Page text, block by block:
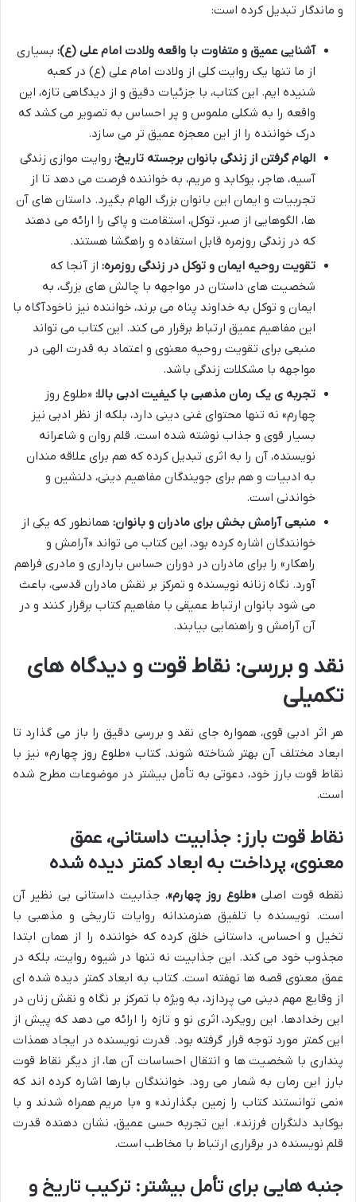
و ماندگار تبدیل کرده است:
آشنایی عمیق و متفاوت با واقعه ولادت امام علی (ع): بسیاری
از ما تنها یک روایت کلی از ولادت امام علی (ع) در کعبه
شنیده ایم. این کتاب، با جزئیات دقیق و از دیدگاهی تازه، این
واقعه را به شکلی ملموس و پر احساس به تصویر می کشد که
درک خواننده را از این معجزه عمیق تر می سازد.
الهام گرفتن از زندگی بانوان برجسته تاریخ: روایت موازی زندگی
آسیه، هاجر، یوکابد و مریم، به خواننده فرصت می دهد تا از
تجربیات و ایمان این بانوان بزرگ الهام بگیرد. داستان های آن
ها، الگوهایی از صبر، توکل، استقامت و پاکی را ارائه می دهند
که در زندگی روزمره قابل استفاده و راهگشا هستند.
تقویت روحیه ایمان و توکل در زندگی روزمره: از آنجا که
شخصیت های داستان در مواجهه با چالش های بزرگ، به
ایمان و توکل به خداوند پناه می برند، خواننده نیز ناخودآگاه با
این مفاهیم عمیق ارتباط برقرار می کند. این کتاب می تواند
منبعی برای تقویت روحیه معنوی و اعتماد به قدرت الهی در
مواجهه با مشکلات زندگی باشد.
تجربه ی یک رمان مذهبی با کیفیت ادبی بالا: «طلوع روز
چهارم» نه تنها محتوای غنی دینی دارد، بلکه از نظر ادبی نیز
بسیار قوی و جذاب نوشته شده است. قلم روان و شاعرانه
نویسنده، آن را به اثری تبدیل کرده که هم برای علاقه مندان
به ادبیات و هم برای جویندگان مفاهیم دینی، دلنشین و
خواندنی است.
منبعی آرامش بخش برای مادران و بانوان: همانطور که یکی از
خوانندگان اشاره کرده بود، این کتاب می تواند «آرامش و
راهکار» را برای مادران در دوران حساس بارداری و مادری فراهم
آورد. نگاه زنانه نویسنده و تمرکز بر نقش مادران قدسی، باعث
می شود بانوان ارتباط عمیقی با مفاهیم کتاب برقرار کنند و در
آن آرامش و راهنمایی بیابند.
نقد و بررسی: نقاط قوت و دیدگاه های
تکمیلی
هر اثر ادبی قوی، همواره جای نقد و بررسی دقیق را باز می گذارد تا
ابعاد مختلف آن بهتر شناخته شوند. کتاب «طلوع روز چهارم» نیز با
نقاط قوت بارز خود، دعوتی به تأمل بیشتر در موضوعات مطرح شده
است.
نقاط قوت بارز: جذابیت داستانی، عمق
معنوی، پرداخت به ابعاد کمتر دیده شده
نقطه قوت اصلی«طلوع روز چهارم»، جذابیت داستانی بی نظیر آن
است. نویسنده با تلفیق هنرمندانه روایات تاریخی و مذهبی با
تخیل و احساس، داستانی خلق کرده که خواننده را از همان ابتدا
مجذوب خود می کند. این جذابیت نه تنها در شیوه روایت، بلکه در
عمق معنوی قصه ها نهفته است. کتاب به ابعاد کمتر دیده شده ای
از وقایع مهم دینی می پردازد، به ویژه با تمرکز بر نگاه و نقش زنان در
این رخدادها. این رویکرد، اثری نو و تازه را ارائه می دهد که پیش از
این کمتر مورد توجه قرار گرفته بود. قدرت نویسنده در ایجاد همذات
پنداری با شخصیت ها و انتقال احساسات آن ها، از دیگر نقاط قوت
بارز این رمان به شمار می رود. خوانندگان بارها اشاره کرده اند که
«نمی توانستند کتاب را زمین بگذارند» و «با مریم همراه شدند و با
یوکابد دلنگران فرزند». این تجربه حسی عمیق، نشان دهنده قدرت
قلم نویسنده در برقراری ارتباط با مخاطب است.
جنبه هایی برای تأمل بیشتر: ترکیب تاریخ و